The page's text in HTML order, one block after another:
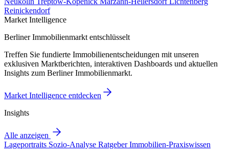
Reinickendorf
Market Intelligence
Berliner Immobilienmarkt entschlüsselt
Treffen Sie fundierte Immobilienentscheidungen mit unseren
exklusiven Marktberichten, interaktiven Dashboards und aktuellen
Insights zum Berliner Immobilienmarkt.
Market Intelligence entdecken
Insights
Alle anzeigen
Lageportraits Sozio-Analyse RatgeberImmobilien-Praxiswissen